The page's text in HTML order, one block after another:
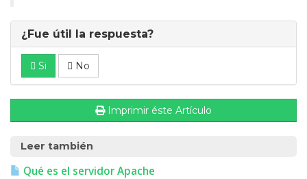
¿Fue útil la respuesta?
Si No
Imprimir éste Artículo
Leer también
Qué es el servidor Apache